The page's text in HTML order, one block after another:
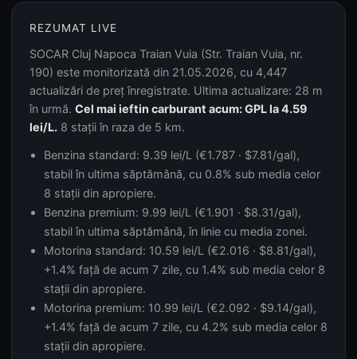
REZUMAT LIVE
SOCAR Cluj Napoca Traian Vuia (Str. Traian Vuia, nr.
190) este monitorizată din 21.05.2026, cu 4,447
actualizări de preț înregistrate. Ultima actualizare: 28 m
în urmă. Cel mai ieftin carburant acum: GPL la 4.59
lei/L. 8 stații în raza de 5 km.
Benzina standard: 9.39 lei/L (€1.787 · $7.81/gal),
stabil în ultima săptămână, cu 0.8% sub media celor
8 stații din apropiere.
Benzina premium: 9.99 lei/L (€1.901 · $8.31/gal),
stabil în ultima săptămână, în linie cu media zonei.
Motorina standard: 10.59 lei/L (€2.016 · $8.81/gal),
+1.4% față de acum 7 zile, cu 1.4% sub media celor 8
stații din apropiere.
Motorina premium: 10.99 lei/L (€2.092 · $9.14/gal),
+1.4% față de acum 7 zile, cu 4.2% sub media celor 8
stații din apropiere.